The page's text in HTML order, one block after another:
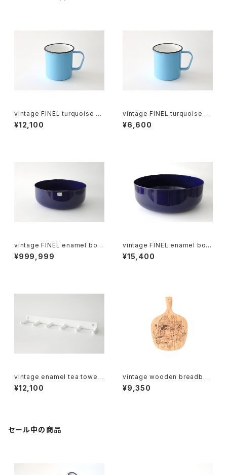
vintage FINEL turquoise en
amel mug A / ヴィンテージ カ
イ・フランク ホーローマグカップ
¥12,100
vintage FINEL turquoise en
amel mug B / ヴィンテージ カ
イ・フランク ホーローマグカップ
¥6,600
vintage FINEL enamel bow
l M / ヴィンテージ カイ・フラン
ク ホーローボウル M
¥999,999
vintage FINEL enamel bow
l L / ヴィンテージ カイ・フランク
ホーローボウル L
¥15,400
vintage enamel tea towel r
ack sextuple / ヴィンテージ
ホーローフック 6連
¥12,100
vintage wooden breadboa
rd / ヴィンテージ 木製ブレッド
ボード
¥9,350
セール中の商品